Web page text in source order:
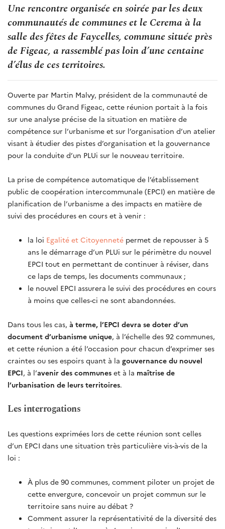
Une rencontre organisée en soirée par les deux
communautés de communes et le Cerema à la
salle des fêtes de Faycelles, commune située près
de Figeac, a rassemblé pas loin d’une centaine
d’élus de ces territoires.
Ouverte par Martin Malvy, président de la communauté de
communes du Grand Figeac, cette réunion portait à la fois
sur une analyse précise de la situation en matière de
compétence sur l’urbanisme et sur l’organisation d’un atelier
visant à étudier des pistes d’organisation et la gouvernance
pour la conduite d’un PLUi sur le nouveau territoire.
La prise de compétence automatique de l’établissement
public de coopération intercommunale (EPCI) en matière de
planification de l’urbanisme a des impacts en matière de
suivi des procédures en cours et à venir :
la loi Egalité et Citoyenneté permet de repousser à 5
ans le démarrage d’un PLUi sur le périmètre du nouvel
EPCI tout en permettant de continuer à réviser, dans
ce laps de temps, les documents communaux ;
le nouvel EPCI assurera le suivi des procédures en cours
à moins que celles-ci ne sont abandonnées.
Dans tous les cas, à terme, l’EPCI devra se doter d’un
document d’urbanisme unique, à l’échelle des 92 communes,
et cette réunion a été l’occasion pour chacun d’exprimer ses
craintes ou ses espoirs quant à la gouvernance du nouvel
EPCI, à l’avenir des communes et à la maîtrise de
l’urbanisation de leurs territoires.
Les interrogations
Les questions exprimées lors de cette réunion sont celles
d’un EPCI dans une situation très particulière vis-à-vis de la
loi :
À plus de 90 communes, comment piloter un projet de
cette envergure, concevoir un projet commun sur le
territoire sans nuire au débat ?
Comment assurer la représentativité de la diversité des